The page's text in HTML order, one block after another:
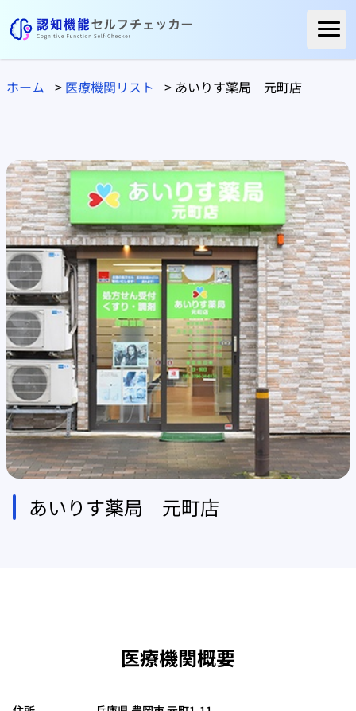
ホーム
ご利用者様の声
医療関係の方へ
自治体の方へ
医療機関リスト
ホーム > 医療機関リスト > あいりす薬局 元町店
あいりす薬局 元町店
医療機関概要